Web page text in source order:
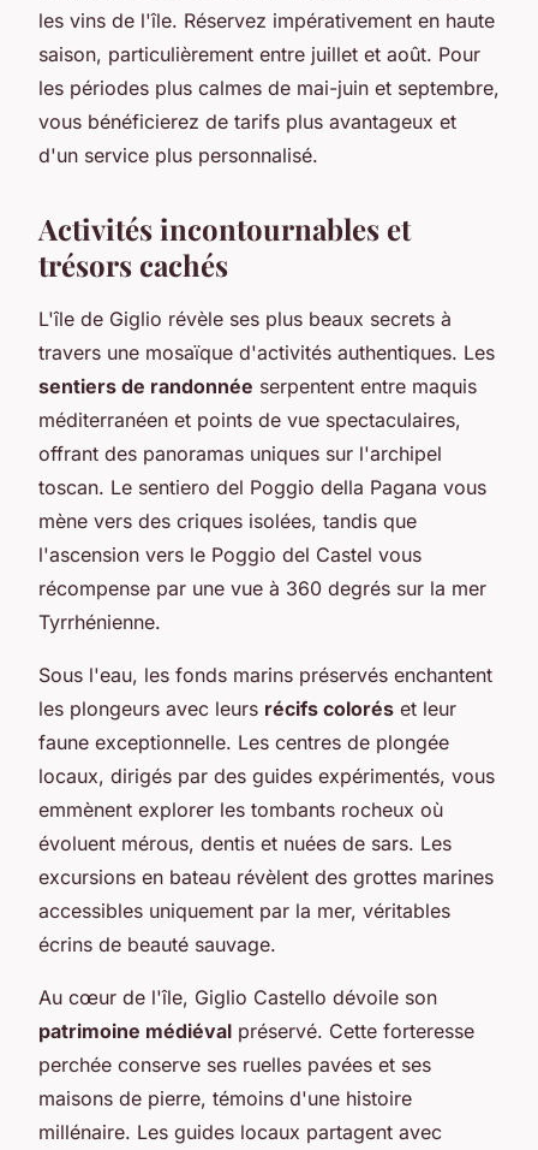
les vins de l'île. Réservez impérativement en haute
saison, particulièrement entre juillet et août. Pour
les périodes plus calmes de mai-juin et septembre,
vous bénéficierez de tarifs plus avantageux et
d'un service plus personnalisé.
Activités incontournables et
trésors cachés
L'île de Giglio révèle ses plus beaux secrets à
travers une mosaïque d'activités authentiques. Les
sentiers de randonnée serpentent entre maquis
méditerranéen et points de vue spectaculaires,
offrant des panoramas uniques sur l'archipel
toscan. Le sentiero del Poggio della Pagana vous
mène vers des criques isolées, tandis que
l'ascension vers le Poggio del Castel vous
récompense par une vue à 360 degrés sur la mer
Tyrrhénienne.
Sous l'eau, les fonds marins préservés enchantent
les plongeurs avec leurs récifs colorés et leur
faune exceptionnelle. Les centres de plongée
locaux, dirigés par des guides expérimentés, vous
emmènent explorer les tombants rocheux où
évoluent mérous, dentis et nuées de sars. Les
excursions en bateau révèlent des grottes marines
accessibles uniquement par la mer, véritables
écrins de beauté sauvage.
Au cœur de l'île, Giglio Castello dévoile son
patrimoine médiéval préservé. Cette forteresse
perchée conserve ses ruelles pavées et ses
maisons de pierre, témoins d'une histoire
millénaire. Les guides locaux partagent avec